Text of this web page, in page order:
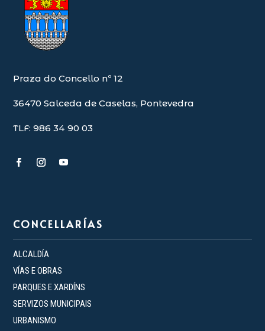
Praza do Concello nº 12
36470 Salceda de Caselas, Pontevedra
TLF: 986 34 90 03
CONCELLARÍAS
ALCALDÍA
VÍAS E OBRAS
PARQUES E XARDÍNS
SERVIZOS MUNICIPAIS
URBANISMO